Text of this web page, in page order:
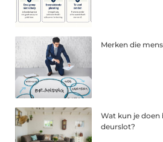
Merken die
Wat kun je doen
deurslot?